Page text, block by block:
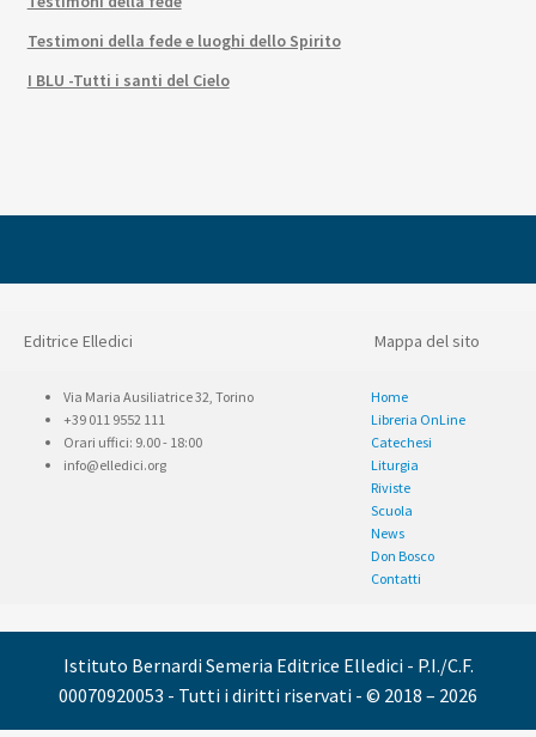
Testimoni della fede e luoghi dello Spirito
I BLU -Tutti i santi del Cielo
Editrice Elledici Mappa del sito
Via Maria Ausiliatrice 32, Torino
+39 011 9552 111
Orari uffici: 9.00 - 18:00
info@elledici.org
Home
Libreria OnLine
Catechesi
Liturgia
Riviste
Scuola
News
Don Bosco
Contatti
Istituto Bernardi Semeria Editrice Elledici - P.I./C.F.
00070920053 - Tutti i diritti riservati - © 2018 – 2026